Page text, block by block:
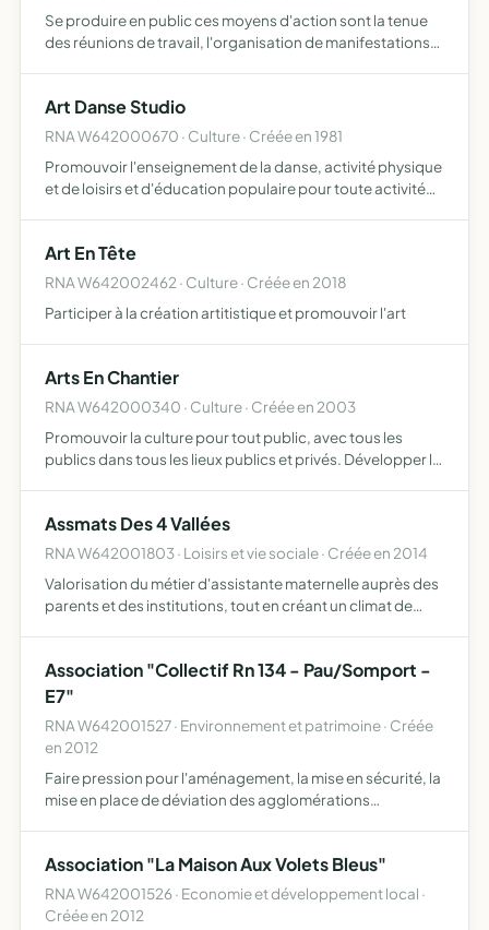
Se produire en public ces moyens d'action sont la tenue
des réunions de travail, l'organisation de manifestations
Art Danse Studio
RNA W642000670 · Culture · Créée en 1981
Promouvoir l'enseignement de la danse, activité physique
et de loisirs et d'éducation populaire pour toute activité
Art En Tête
RNA W642002462 · Culture · Créée en 2018
Participer à la création artitistique et promouvoir l'art
Arts En Chantier
RNA W642000340 · Culture · Créée en 2003
Promouvoir la culture pour tout public, avec tous les
publics dans tous les lieux publics et privés. Développer la
Assmats Des 4 Vallées
RNA W642001803 · Loisirs et vie sociale · Créée en 2014
Valorisation du métier d'assistante maternelle auprès des
parents et des institutions, tout en créant un climat de
Association "Collectif Rn 134 - Pau/Somport -
E7"
RNA W642001527 · Environnement et patrimoine · Créée
en 2012
Faire pression pour l'aménagement, la mise en sécurité, la
mise en place de déviation des agglomérations
coordination au fur …
Association "La Maison Aux Volets Bleus"
RNA W642001526 · Economie et développement local ·
Créée en 2012